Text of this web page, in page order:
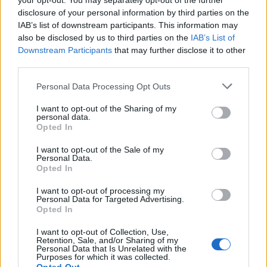
disclosure of your personal information by third parties on the
IAB’s list of downstream participants. This information may
also be disclosed by us to third parties on the IAB’s List of
Downstream Participants that may further disclose it to other
Personal Data Processing Opt Outs
I want to opt-out of the Sharing of my
personal data.
Opted In
I want to opt-out of the Sale of my
Personal Data.
Opted In
I want to opt-out of processing my
Personal Data for Targeted Advertising.
Opted In
I want to opt-out of Collection, Use,
Retention, Sale, and/or Sharing of my
Personal Data that Is Unrelated with the
Purposes for which it was collected.
LiveWire, enquanto a rede internacional da Harley-
Davidson assegura a distribuição global. Esta
combinação permite à marca aumentar a escala,
LiveWire com a mobilidade elétrica urbana e
recreativa.